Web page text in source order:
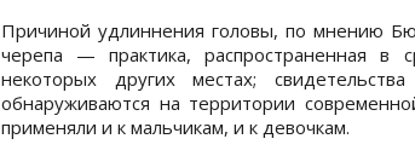
Причиной удлиннения головы, по мнению
черепа — практика, распространенная в
некоторых других местах;
обнаруживаются на территории
применяли и к мальчикам, и к девочкам.